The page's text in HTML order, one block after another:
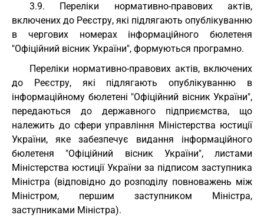
3.9. Переліки нормативно-правових актів,
включених до Реєстру, які підлягають опублікуванню
в чергових номерах інформаційного бюлетеня
"Офіційний вісник України", формуються програмно.
Переліки нормативно-правових актів, включених
до Реєстру, які підлягають опублікуванню в
інформаційному бюлетені "Офіційний вісник України",
передаються до державного підприємства, що
належить до сфери управління Міністерства юстиції
України, яке забезпечує видання інформаційного
бюлетеня "Офіційний вісник України", листами
Міністерства юстиції України за підписом заступника
Міністра (відповідно до розподілу повноважень між
Міністром, першим заступником Міністра,
заступниками Міністра).